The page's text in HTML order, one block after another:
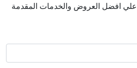
افضل العروض والخدمات المقدمة